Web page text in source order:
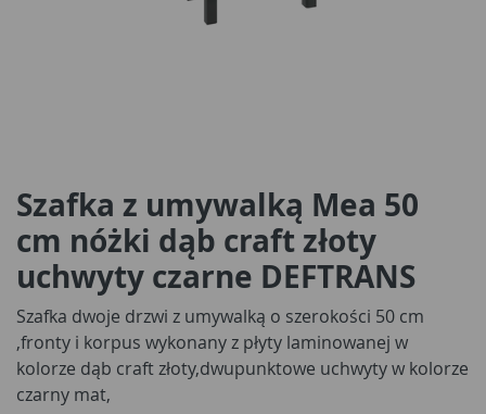
Szafka z umywalką Mea 50
cm nóżki dąb craft złoty
uchwyty czarne DEFTRANS
Szafka dwoje drzwi z umywalką o szerokości 50 cm
,fronty i korpus wykonany z płyty laminowanej w
kolorze dąb craft złoty,dwupunktowe uchwyty w kolorze
czarny mat,